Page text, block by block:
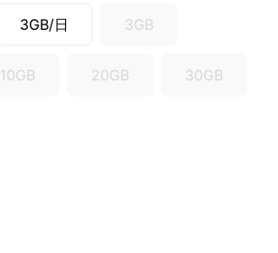
3GB/日 3GB
10GB 20GB 30GB